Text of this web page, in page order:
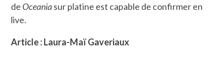
de Oceaniasur platine est capable de confirmer en
live.
Article : Laura-Maï Gaveriaux